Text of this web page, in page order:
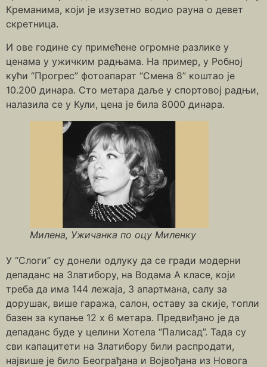
Креманима, који је изузетно водио рауна о девет
скретница.
И ове године су примећене огромне разлике у
ценама у ужичким радњама. На пример, у Робној
кући “Прогрес” фотоапарат “Смена 8” коштао је
10.200 динара. Сто метара даље у спортовој радњи,
налазила се у Кули, цена је била 8000 динара.
Милена, Ужичанка по оцу Миленку
У “Слоги” су донели одлуку да се гради модерни
депаданс на Златибору, на Водама А класе, који
треба да има 144 лежаја, 3 апартмана, салу за
дорушак, више гаража, салон, оставу за скије, топли
базен за купање 12 x 6 метара. Предвиђано је да
депаданс буде у целини Хотела “Палисад”. Тада су
сви капацитети на Златибору били распродати,
највише је било Београђана и Војвођана из Новога